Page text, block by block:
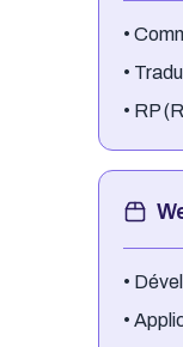
•
•
• RP
•
•